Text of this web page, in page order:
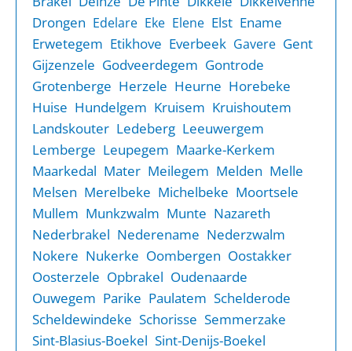
Drongen Edelare Eke Elene Elst Ename
Erwetegem Etikhove Everbeek Gavere Gent
Gijzenzele Godveerdegem Gontrode
Grotenberge Herzele Heurne Horebeke
Huise Hundelgem Kruisem Kruishoutem
Landskouter Ledeberg Leeuwergem
Lemberge Leupegem Maarke-Kerkem
Maarkedal Mater Meilegem Melden Melle
Melsen Merelbeke Michelbeke Moortsele
Mullem Munkzwalm Munte Nazareth
Nederbrakel Nederename Nederzwalm
Nokere Nukerke Oombergen Oostakker
Oosterzele Opbrakel Oudenaarde
Ouwegem Parike Paulatem Schelderode
Scheldewindeke Schorisse Semmerzake
Sint-Blasius-Boekel Sint-Denijs-Boekel